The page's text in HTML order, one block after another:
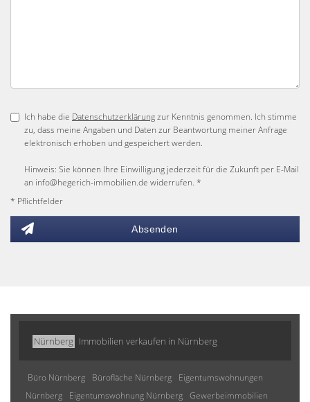
Ich habe die Datenschutzerklärungzur Kenntnis genommen. Ich stimme
zu, dass meine Angaben und Daten zur Beantwortung meiner Anfrage
elektronisch erhoben und gespeichert werden.
Hinweis: Sie können Ihre Einwilligung jederzeit für die Zukunft per E-Mail
an info@hegerich-immobilien.de widerrufen. *
* Pflichtfelder
Absenden
Nürnberg Immobilien verkaufen in Nürnberg
Büro Nürnberg Bürofläche Nürnberg
Eigentumswohnungen
Nürnberg
Eigentumswohnung Nürnberg Gewerbeimmobilien